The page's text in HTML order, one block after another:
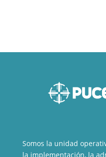
Somos la unidad
la implementación, la